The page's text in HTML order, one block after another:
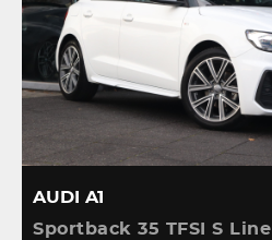
AUDI A1
Sportback 35 TFSI S Line